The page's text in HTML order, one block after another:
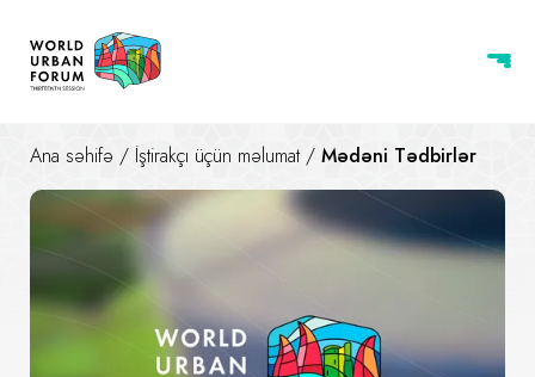
Ana səhifə / İştirakçı üçün məlumat/ Mədəni Tədbirlər